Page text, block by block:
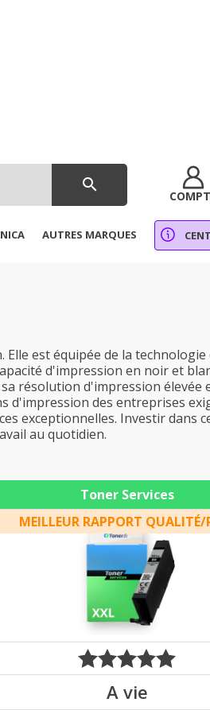
search
AUTRES MARQUES
Elle est équipée de la technologie
d'impression en noir et
résolution d'impression élevée
d'impression des entreprises
exceptionnelles. Investir dans
au quotidien.
Toner Services
MEILLEUR RAPPORT QUALITÉ/
A vie